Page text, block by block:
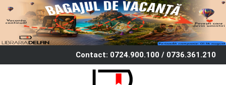
Contact: 0724.900.100 / 0736.361.210